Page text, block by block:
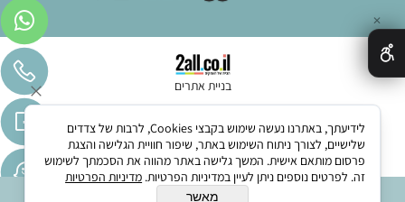
בניית אתרים
✕
לידיעתך, באתרנו נעשה שימוש בקבצי Cookies, לרבות של צדדים
שלישיים, לצורך ניתוח השימוש באתר, שיפור חוויית הגלישה והצגת
פרסום מותאם אישית. המשך גלישה באתר מהווה את הסכמתך לשימוש
זה. לפרטים נוספים ניתן לעיין במדיניות הפרטיות. מדיניות הפרטיות
מאשר